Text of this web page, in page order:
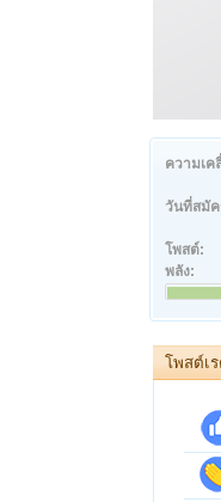
ความเค
วันที่สมั
โพสต์:
พลัง:
โพสต์เ